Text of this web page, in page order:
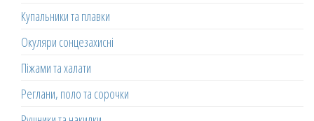
Купальники та плавки
Окуляри сонцезахисні
Піжами та халати
Реглани, поло та сорочки